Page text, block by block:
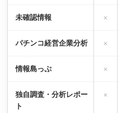
未確認情報 ×
パチンコ経営企業分析 ×
情報島っぷ ×
独自調査・分析レポー
ト
×